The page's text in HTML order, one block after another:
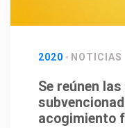
2020 NOTICIAS
Se reúnen
acogimiento